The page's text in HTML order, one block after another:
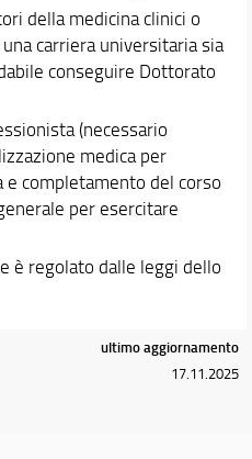
della medicina clinici o
carriera universitaria sia
conseguire Dottorato
(necessario
medica per
e completamento del corso
per esercitare
è regolato dalle leggi dello
ultimo aggiornamento
17.11.2025